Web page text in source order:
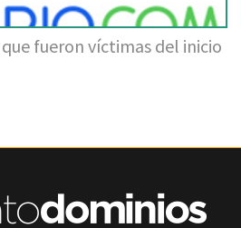
fueron víctimas del inicio